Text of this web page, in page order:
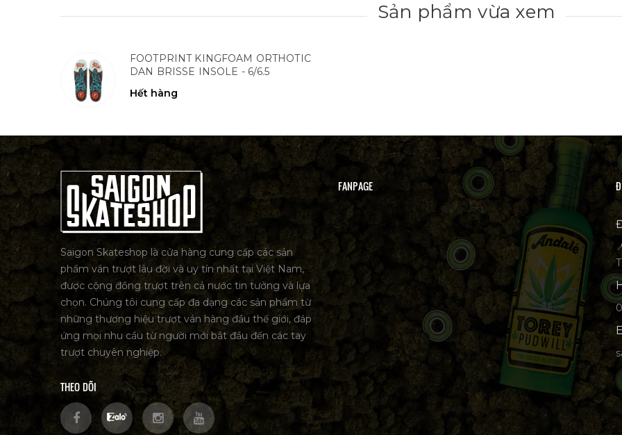
Sản phẩm vừa xem
FOOTPRINT KINGFOAM ORTHOTIC
DAN BRISSE INSOLE - 6/6.5
Hết hàng
Saigon Skateshop là cửa hàng cung cấp các sản
phẩm ván trượt lâu đời và uy tín nhất tại Việt Nam,
được cộng đồng trượt trên cả nước tin tưởng và lựa
chọn. Chúng tôi cung cấp đa dạng các sản phẩm từ
những thương hiệu trượt ván hàng đầu thế giới, đáp
ứng mọi nhu cầu từ người mới bắt đầu đến các tay
trượt chuyên nghiệp.
THEO DÕI
FANPAGE